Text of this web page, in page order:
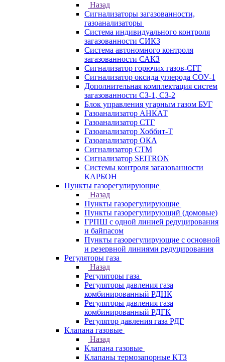
Назад
Сигнализаторы загазованности,
газоанализаторы
Система индивидуального контроля
загазованности СИКЗ
Система автономного контроля
загазованности САКЗ
Сигнализатор горючих газов-СГГ
Сигнализатор оксида углерода СОУ-1
Дополнительная комплектация систем
загазованности СЗ-1, СЗ-2
Блок управления угарным газом БУГ
Газоанализатор АНКАТ
Газоанализатор СТГ
Газоанализатор Хоббит-Т
Газоанализатор ОКА
Сигнализатор СТМ
Сигнализатор SEITRON
Системы контроля загазованности
КАРБОН
Пункты газорегулирующие
Назад
Пункты газорегулирующие
Пункты газорегулирующий (домовые)
ГРПШ с одной линией редуцирования
и байпасом
Пункты газорегулирующие с основной
и резервной линиями редуцирования
Регуляторы газа
Назад
Регуляторы газа
Регуляторы давления газа
комбинированный РДНК
Регуляторы давления газа
комбинированный РДГК
Регулятор давления газа РДГ
Клапана газовые
Назад
Клапана газовые
Клапаны термозапорные КТЗ